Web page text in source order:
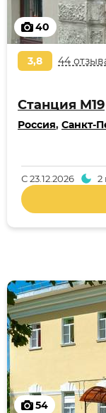
40
3,8 44
Станция M19
Россия, Санкт-
С23.12.2026 2
54